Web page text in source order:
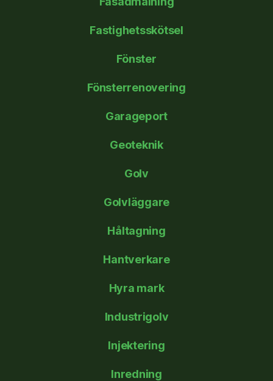
Fastighetsskötsel
Fönster
Fönsterrenovering
Garageport
Geoteknik
Golv
Golvläggare
Håltagning
Hantverkare
Hyra mark
Industrigolv
Injektering
Inredning